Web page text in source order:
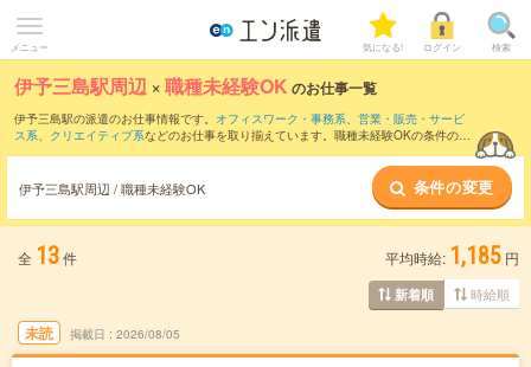
メニュー 気になる! ログイン 検索
伊予三島駅周辺 ×職種未経験OK のお仕事一覧
伊予三島駅の派遣のお仕事情報です。 オフィスワーク・事務系、 営業・販売・サービ
ス系、 クリエイティブ系などのお仕事を取り揃えています。職種未経験OKの条件の他
伊予三島駅周辺 / 職種未経験OK 条件の変更
全 13件 平均時給: 1,185 円
新着順 時給順
未読 掲載日 2026/08/05